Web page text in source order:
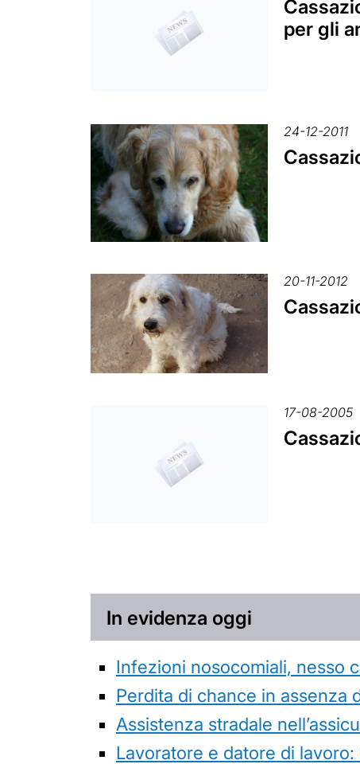
per gli
24-12-2011
20-11-2012
17-08-2005
In evidenza oggi
Infezioni nosocomiali, nesso
Perdita di chance in assenza
Assistenza stradale
Lavoratore e datore di